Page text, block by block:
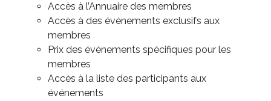
Accès à l’Annuaire des membres
Accès à des événements exclusifs aux
membres
Prix des événements spécifiques pour les
membres
Accès à la liste des participants aux
événements